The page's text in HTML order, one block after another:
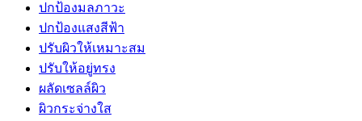
ปกป้องมลภาวะ
ปกป้องแสงสีฟ้า
ปรับผิวให้เหมาะสม
ปรับให้อยู่ทรง
ผลัดเซลล์ผิว
ผิวกระจ่างใส